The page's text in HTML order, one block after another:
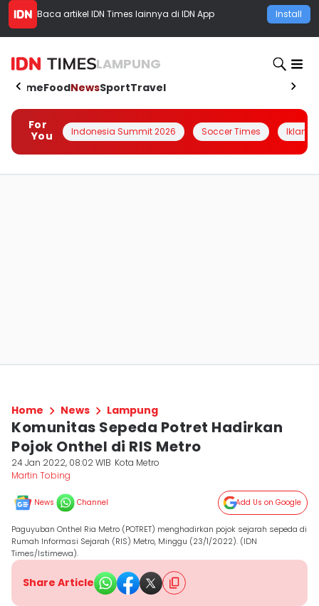
Baca artikel IDN Times lainnya di IDN App Install
LAMPUNG
HomeFoodNewsSportTravel
For
You
Indonesia Summit 2026 Soccer Times Iklanin
Home News Lampung
Komunitas Sepeda Potret Hadirkan
Pojok Onthel di RIS Metro
24 Jan 2022, 08:02 WIB Kota Metro
Martin Tobing
News Channel Add Us on Google
Paguyuban Onthel Ria Metro (POTRET) menghadirkan pojok sejarah sepeda di
Rumah Informasi Sejarah (RIS) Metro, Minggu (23/1/2022). (IDN
Times/Istimewa).
Share Article